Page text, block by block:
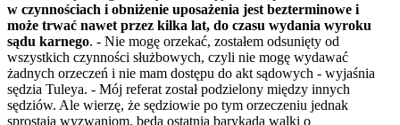
w czynnościach i obniżenie uposażenia jest bezterminowe i
może trwać nawet przez kilka lat, do czasu wydania wyroku
sądu karnego. - Nie mogę orzekać, zostałem odsunięty od
wszystkich czynności służbowych, czyli nie mogę wydawać
żadnych orzeczeń i nie mam dostępu do akt sądowych - wyjaśnia
sędzia Tuleya. - Mój referat został podzielony między innych
sędziów. Ale wierzę, że sędziowie po tym orzeczeniu jednak
sprostają wyzwaniom, będą ostatnią barykadą walki o